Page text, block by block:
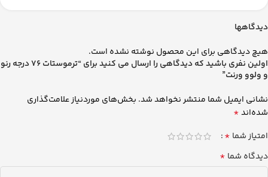
دیدگاهها
هیچ دیدگاهی برای این محصول نوشته نشده است.
اولین نفری باشید که دیدگاهی را ارسال می کنید برای “ترموستات 76 درجه رنو
و ولوو ورنت”
نشانی ایمیل شما منتشر نخواهد شد. بخش‌های موردنیاز علامت‌گذاری
شده‌اند*
امتیاز شما *
دیدگاه شما *